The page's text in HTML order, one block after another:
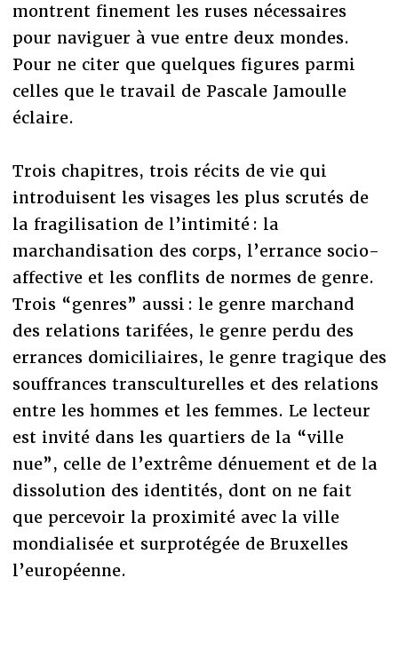
montrent finement les ruses nécessaires
pour naviguer à vue entre deux mondes.
Pour ne citer que quelques figures parmi
celles que le travail de Pascale Jamoulle
éclaire.
Trois chapitres, trois récits de vie qui
introduisent les visages les plus scrutés de
la fragilisation de l’intimité : la
marchandisation des corps, l’errance socio-
affective et les conflits de normes de genre.
Trois “genres” aussi : le genre marchand
des relations tarifées, le genre perdu des
errances domiciliaires, le genre tragique des
souffrances transculturelles et des relations
entre les hommes et les femmes. Le lecteur
est invité dans les quartiers de la “ville
nue”, celle de l’extrême dénuement et de la
dissolution des identités, dont on ne fait
que percevoir la proximité avec la ville
mondialisée et surprotégée de Bruxelles
l’européenne.